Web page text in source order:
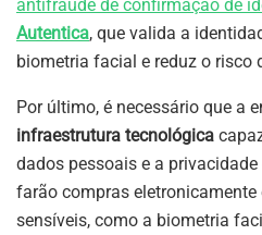
antifraude de confirmação de
Autentica, que valida a
biometria facial e reduz o risco
Por último, é necessário que a
infraestrutura tecnológica
dados pessoais e a
farão compras eletronicamente
sensíveis, como a biometria